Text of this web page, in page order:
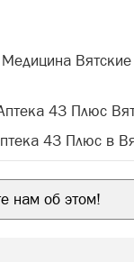
43 Плюс
43 Плюс в
нам об этом!